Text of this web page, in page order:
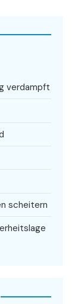
verdampft
scheitern